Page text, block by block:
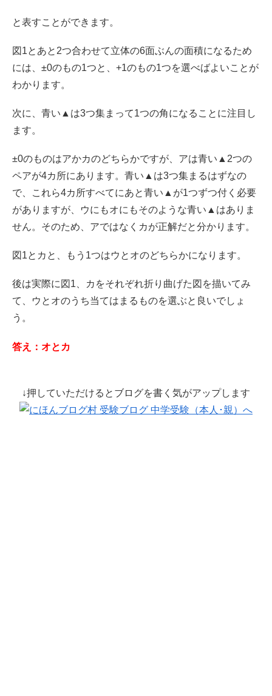
と表すことができます。
図1とあと2つ合わせて立体の6面ぶんの面積になるため
には、±0のもの1つと、+1のもの1つを選べばよいことが
わかります。
次に、青い▲は3つ集まって1つの角になることに注目し
ます。
±0のものはアかカのどちらかですが、アは青い▲2つの
ペアが4カ所にあります。青い▲は3つ集まるはずなの
で、これら4カ所すべてにあと青い▲が1つずつ付く必要
がありますが、ウにもオにもそのような青い▲はありま
せん。そのため、アではなくカが正解だと分かります。
図1とカと、もう1つはウとオのどちらかになります。
後は実際に図1、カをそれぞれ折り曲げた図を描いてみ
て、ウとオのうち当てはまるものを選ぶと良いでしょ
う。
答え：オとカ
↓押していただけるとブログを書く気がアップします